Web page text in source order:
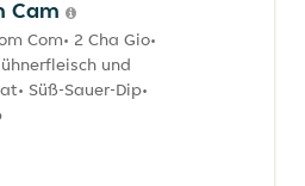
Cam
Com• 2 Cha Gio•
und
Süß-Sauer-Dip•